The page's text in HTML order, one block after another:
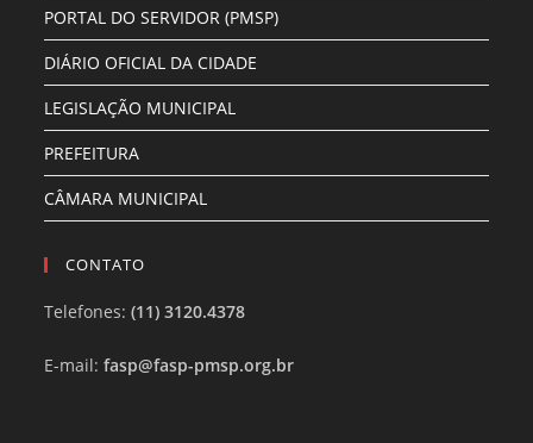
PORTAL DO SERVIDOR (PMSP)
DIÁRIO OFICIAL DA CIDADE
LEGISLAÇÃO MUNICIPAL
PREFEITURA
CÂMARA MUNICIPAL
CONTATO
Telefones:(11) 3120.4378
E-mail:fasp@fasp-pmsp.org.br